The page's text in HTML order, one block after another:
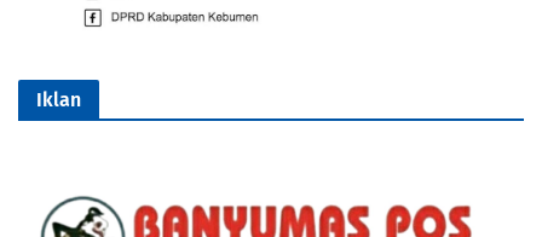
Iklan